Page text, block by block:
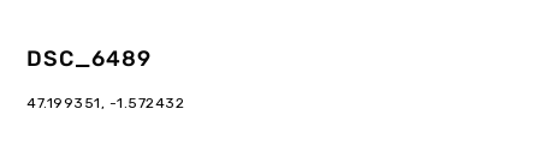
DSC_6489
47.199351, -1.572432